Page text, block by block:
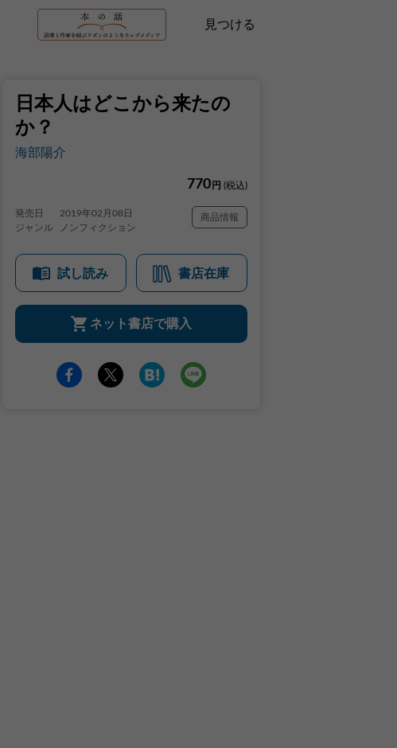
見つける
日本人はどこから来たの
か？
海部陽介
770 円 (税込)
発売日
2019年02月08日
ジャンル
ノンフィクション
商品情報
試し読み 書店在庫
ネット書店で購入